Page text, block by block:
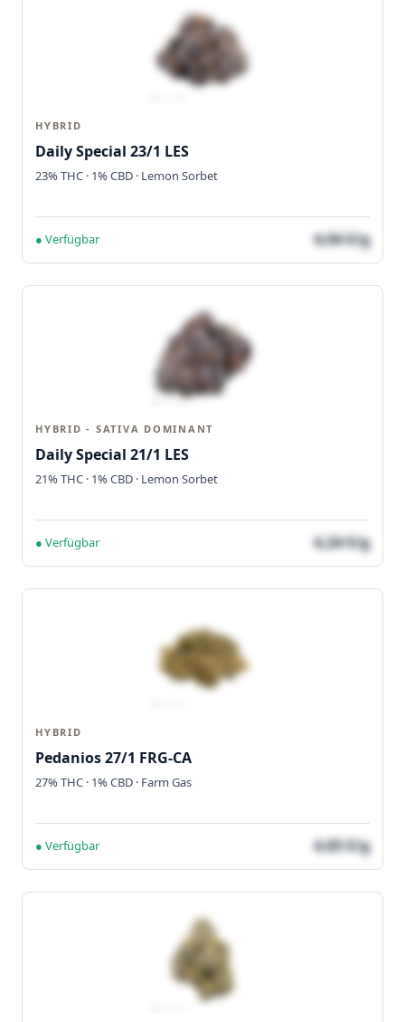
HYBRID
Daily Special 23/1 LES
23% THC · 1% CBD · Lemon Sorbet
● Verfügbar 4,04 €/g
HYBRID - SATIVA DOMINANT
Daily Special 21/1 LES
21% THC · 1% CBD · Lemon Sorbet
● Verfügbar 4,24 €/g
HYBRID
Pedanios 27/1 FRG-CA
27% THC · 1% CBD · Farm Gas
● Verfügbar 4,65 €/g